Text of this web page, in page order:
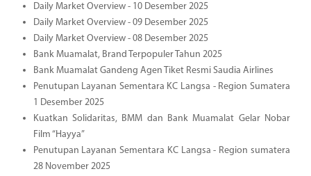
Daily Market Overview - 10 Desember 2025
Daily Market Overview - 09 Desember 2025
Daily Market Overview - 08 Desember 2025
Bank Muamalat, Brand Terpopuler Tahun 2025
Bank Muamalat Gandeng Agen Tiket Resmi Saudia Airlines
Penutupan Layanan Sementara KC Langsa - Region Sumatera
1 Desember 2025
Kuatkan Solidaritas, BMM dan Bank Muamalat Gelar Nobar
Film “Hayya”
Penutupan Layanan Sementara KC Langsa - Region sumatera
28 November 2025